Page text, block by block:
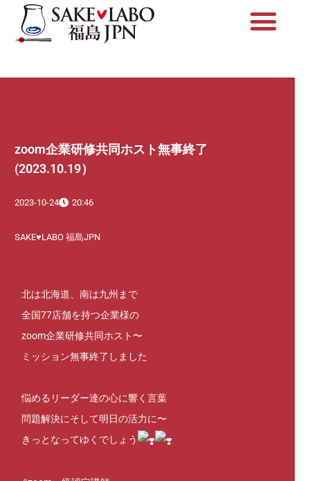
zoom企業研修共同ホスト無事終了
(2023.10.19）
2023-10-24 20:46
SAKE♥LABO 福島JPN
北は北海道、南は九州まで
全国77店舗を持つ企業様の
zoom企業研修共同ホスト〜
ミッション無事終了しました
悩めるリーダー達の心に響く言葉
問題解決にそして明日の活力に〜
きっとなってゆくでしょう